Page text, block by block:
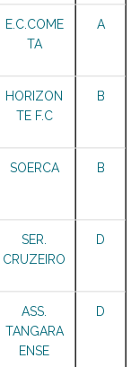
E.C.COME
TA
A
HORIZON
TE F.C
B
SOERCA B
SER.
CRUZEIRO
D
ASS.
TANGARA
ENSE
D